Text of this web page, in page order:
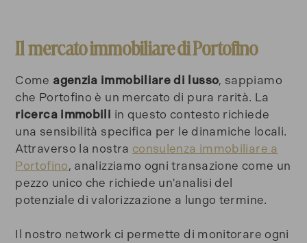
Il mercato immobiliare di Portofino
Come agenzia immobiliare di lusso, sappiamo
che Portofino è un mercato di pura rarità. La
ricerca immobili in questo contesto richiede
una sensibilità specifica per le dinamiche locali.
Attraverso la nostra consulenza immobiliare a
Portofino, analizziamo ogni transazione come un
pezzo unico che richiede un'analisi del
potenziale di valorizzazione a lungo termine.
Il nostro network ci permette di monitorare ogni